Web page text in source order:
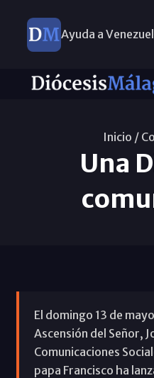
Ayuda a
Inicio /
Una
El domingo 13 de
Ascensión del Señor,
Comunicaciones
papa Francisco ha